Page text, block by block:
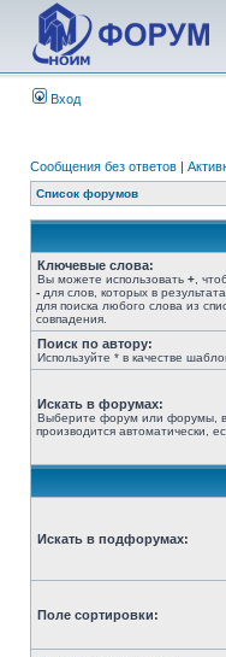
Вход
Сообщения без ответов |
Список форумов
Ключевые слова:
Вы можете использовать + ,
- для слов, которых в
для поиска любого слова из
совпадения.
Поиск по автору:
Используйте * в качестве
Искать в форумах:
Выберите форум или форумы, в
производится автоматически,
Искать в подфорумах:
Поле сортировки: